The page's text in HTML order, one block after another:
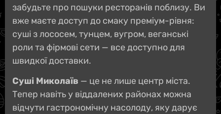
забудьте про пошуки ресторанів поблизу. Ви
вже маєте доступ до смаку преміум-рівня:
суші з лососем, тунцем, вугром, веганські
роли та фірмові сети — все доступно для
швидкої доставки.
Суші Миколаїв — це не лише центр міста.
Тепер навіть у віддалених районах можна
відчути гастрономічну насолоду, яку дарує